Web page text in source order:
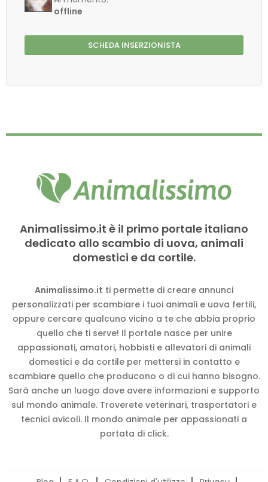
offline
SCHEDA INSERZIONISTA
Animalissimo.it è il primo portale italiano
dedicato allo scambio di uova, animali
domestici e da cortile.
Animalissimo.it ti permette di creare annunci
personalizzati per scambiare i tuoi animali e uova fertili,
oppure cercare qualcuno vicino a te che abbia proprio
quello che ti serve! Il portale nasce per unire
appassionati, amatori, hobbisti e allevatori di animali
domestici e da cortile per mettersi in contatto e
scambiare quello che producono o di cui hanno bisogno.
Sarà anche un luogo dove avere informazioni e supporto
sul mondo animale. Troverete veterinari, trasportatori e
tecnici avicoli. Il mondo animale per appassionati a
portata di click.